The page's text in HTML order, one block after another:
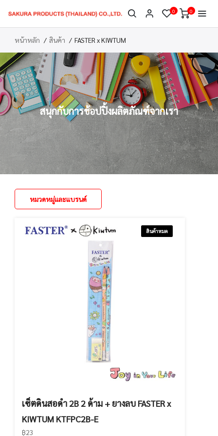
0 0
หน้าหลัก สินค้า FASTER x KIWTUM
สนุกกับการช้อปปิ้งผลิตภัณฑ์จากเรา
หมวดหมู่และแบรนด์
สินค้าหมด
เซ็ตดินสอดำ 2B 2 ด้าม + ยางลบ FASTER x
KIWTUM KTFPC2B-E
฿23